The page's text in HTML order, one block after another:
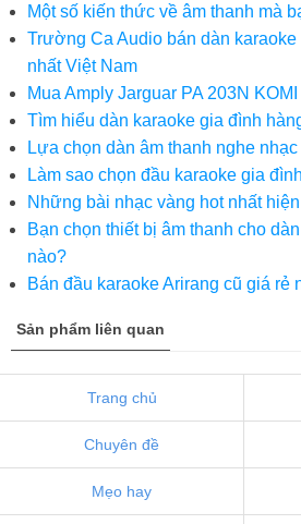
Một số kiến thức về âm thanh mà
Trường Ca Audio bán dàn
nhất Việt Nam
Mua Amply Jarguar PA 203N
Tìm hiểu dàn karaoke gia đình
Lựa chọn dàn âm thanh nghe
Làm sao chọn đầu karaoke gia
Những bài nhạc vàng hot nhất
Bạn chọn thiết bị âm thanh cho
nào?
Bán đầu karaoke Arirang cũ giá rẻ
Sản phẩm liên quan
Trang chủ
Chuyên đề
Mẹo hay